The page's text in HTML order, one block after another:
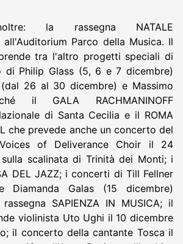
la rassegna NATALE
all'Auditorium Parco della Musica. Il
tra l'altro progetti speciali di
Philip Glass (5, 6 e 7 dicembre)
26 al 30 dicembre) e Massimo
il GALA RACHMANINOFF
di Santa Cecilia e il ROMA
che prevede anche un concerto del
of Deliverance Choir il 24
scalinata di Trinità dei Monti; i
DEL JAZZ; i concerti di Till Fellner
Diamanda Galas (15 dicembre)
SAPIENZA IN MUSICA; il
violinista Uto Ughi il 10 dicembre
il concerto della cantante Tosca il